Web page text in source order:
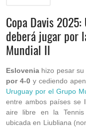
Copa Davis
deberá jugar por
Mundial II
Eslovenia hizo pesar
por 4-0 y cediendo
Uruguay por el Grupo
entre ambos países se
aire libre en la Tennis
ubicada en Liubliana